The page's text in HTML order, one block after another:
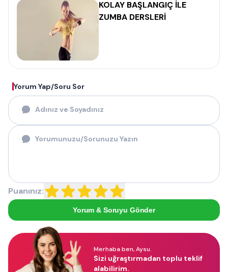
KOLAY BAŞLANGIÇ İLE
ZUMBA DERSLERİ
Yorum Yap/Soru Sor
Puanınız:
Yorum & Soruyu Gönder
Merhaba ben, Aysu.
Sizi uğraştırmadan toplu teklif
alabilirim.